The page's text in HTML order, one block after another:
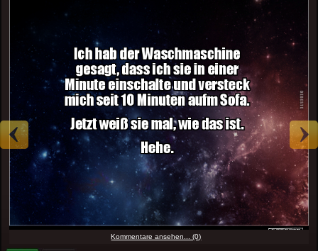
Kommentare ansehen... (0)